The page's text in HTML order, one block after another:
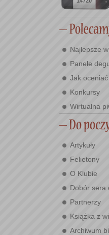
Najlepsze
Panele
Jak
Konkursy
Wirtualna
Artykuły
Felietony
O Klubie
Dobór sera
Partnerzy
Książka z
Archiwum